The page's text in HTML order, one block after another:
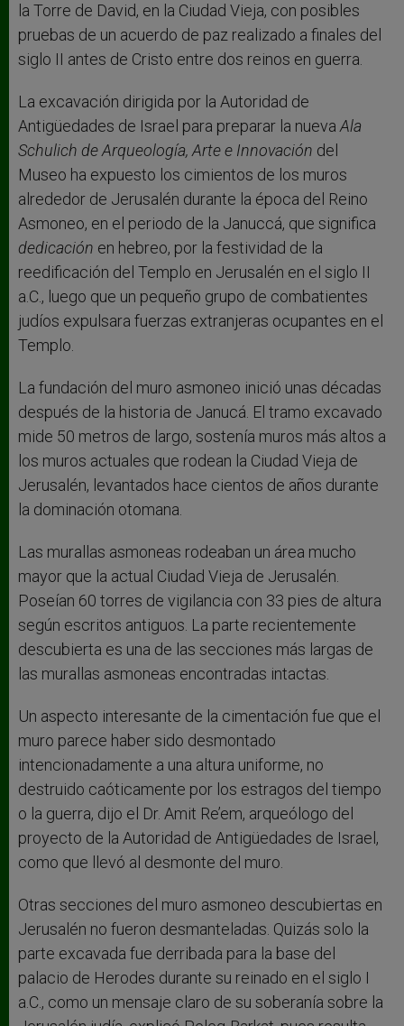
la Torre de David, en la Ciudad Vieja, con posibles
pruebas de un acuerdo de paz realizado a finales del
siglo II antes de Cristo entre dos reinos en guerra.
La excavación dirigida por la Autoridad de
Antigüedades de Israel para preparar la nueva Ala
Schulich de Arqueología, Arte e Innovación del
Museo ha expuesto los cimientos de los muros
alrededor de Jerusalén durante la época del Reino
Asmoneo, en el periodo de la Januccá, que significa
dedicación en hebreo, por la festividad de la
reedificación del Templo en Jerusalén en el siglo II
a.C., luego que un pequeño grupo de combatientes
judíos expulsara fuerzas extranjeras ocupantes en el
Templo.
La fundación del muro asmoneo inició unas décadas
después de la historia de Janucá. El tramo excavado
mide 50 metros de largo, sostenía muros más altos a
los muros actuales que rodean la Ciudad Vieja de
Jerusalén, levantados hace cientos de años durante
la dominación otomana.
Las murallas asmoneas rodeaban un área mucho
mayor que la actual Ciudad Vieja de Jerusalén.
Poseían 60 torres de vigilancia con 33 pies de altura
según escritos antiguos. La parte recientemente
descubierta es una de las secciones más largas de
las murallas asmoneas encontradas intactas.
Un aspecto interesante de la cimentación fue que el
muro parece haber sido desmontado
intencionadamente a una altura uniforme, no
destruido caóticamente por los estragos del tiempo
o la guerra, dijo el Dr. Amit Re’em, arqueólogo del
proyecto de la Autoridad de Antigüedades de Israel,
como que llevó al desmonte del muro.
Otras secciones del muro asmoneo descubiertas en
Jerusalén no fueron desmanteladas. Quizás solo la
parte excavada fue derribada para la base del
palacio de Herodes durante su reinado en el siglo I
a.C., como un mensaje claro de su soberanía sobre la